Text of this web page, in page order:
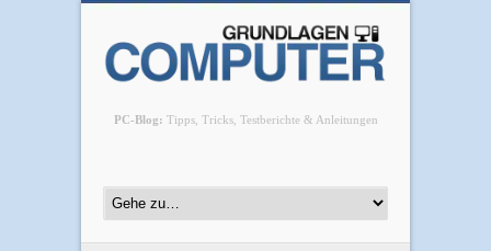
PC-Blog: Tipps, Tricks, Testberichte & Anleitungen